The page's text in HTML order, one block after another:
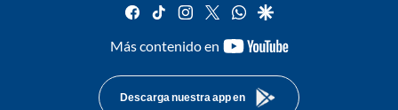
facebook
tiktok instagram
twitterwhatsapp
google
Más contenido en
youtube-
Descarga nuestra app en